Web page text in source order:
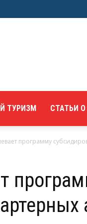
ТУРИЗМ СТАТЬИ
программу